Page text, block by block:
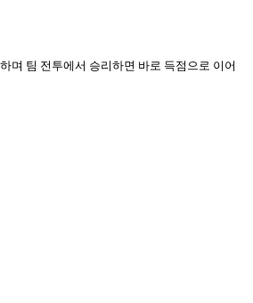
며 팀 전투에서 승리하면 바로 득점으로 이어